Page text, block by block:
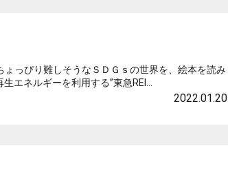
っぴり難しそうなＳＤＧｓの世界を、絵本を読み
ネルギーを利用する”東急REI...
2022.01.20